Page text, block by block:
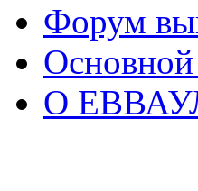
Форум
Основной
О